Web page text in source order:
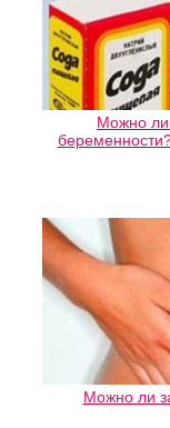
Можно ли
Можно ли